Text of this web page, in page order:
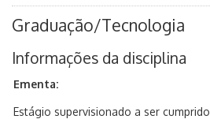
Graduação/Tecnologia
Informações da disciplina
Ementa:
Estágio supervisionado a ser